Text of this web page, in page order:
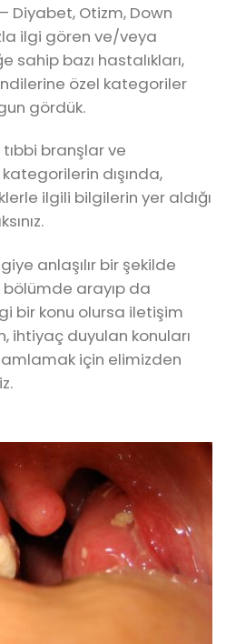
Diyabet, Otizm, Down
ilgi gören ve/veya
sahip bazı hastalıkları,
özel kategoriler
gördük.
tıbbi branşlar ve
kategorilerin dışında,
ilgili bilgilerin yer aldığı
anlaşılır bir şekilde
bölümde arayıp da
bir konu olursa iletişim
ihtiyaç duyulan konuları
için elimizden